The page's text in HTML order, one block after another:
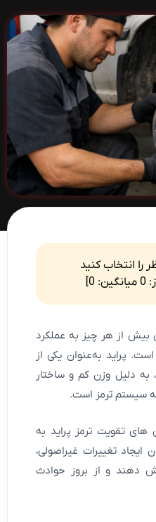
را انتخاب کنید
0 میانگین: 0
]
بیش از هر چیز به عملکرد
پراید به‌عنوان یکی از
به دلیل وزن کم و ساختار
سیستم ترمز است.
تقویت ترمز پراید به
ایجاد تغییرات غیراصولی،
دهند و از بروز حوادث